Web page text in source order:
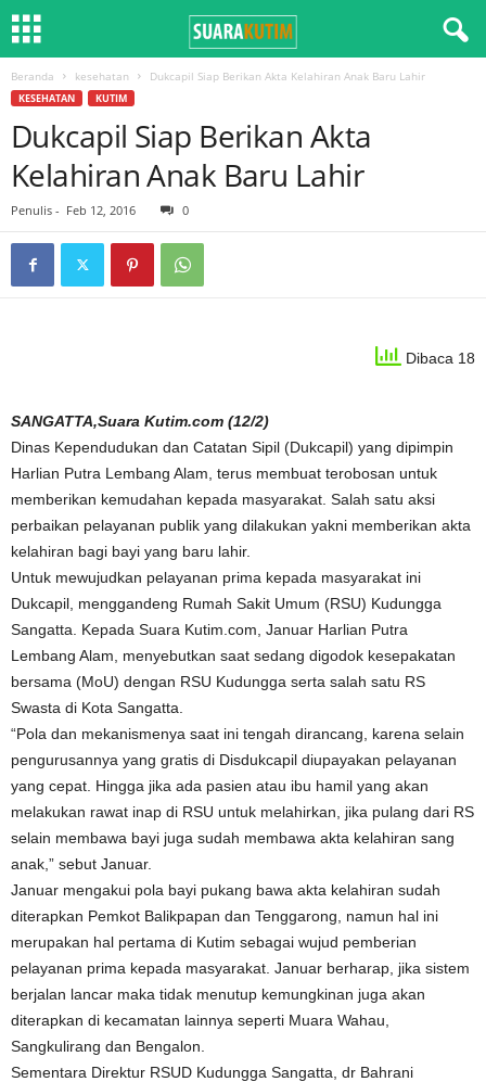
Beranda kesehatan Dukcapil Siap Berikan Akta Kelahiran Anak Baru Lahir
KESEHATAN KUTIM
Dukcapil Siap Berikan Akta
Kelahiran Anak Baru Lahir
Penulis - Feb 12, 2016 0
Dibaca 18
SANGATTA,Suara Kutim.com (12/2)
Dinas Kependudukan dan Catatan Sipil (Dukcapil) yang dipimpin
Harlian Putra Lembang Alam, terus membuat terobosan untuk
memberikan kemudahan kepada masyarakat. Salah satu aksi
perbaikan pelayanan publik yang dilakukan yakni memberikan akta
kelahiran bagi bayi yang baru lahir.
Untuk mewujudkan pelayanan prima kepada masyarakat ini
Dukcapil, menggandeng Rumah Sakit Umum (RSU) Kudungga
Sangatta. Kepada Suara Kutim.com, Januar Harlian Putra
Lembang Alam, menyebutkan saat sedang digodok kesepakatan
bersama (MoU) dengan RSU Kudungga serta salah satu RS
Swasta di Kota Sangatta.
“Pola dan mekanismenya saat ini tengah dirancang, karena selain
pengurusannya yang gratis di Disdukcapil diupayakan pelayanan
yang cepat. Hingga jika ada pasien atau ibu hamil yang akan
melakukan rawat inap di RSU untuk melahirkan, jika pulang dari RS
selain membawa bayi juga sudah membawa akta kelahiran sang
anak,” sebut Januar.
Januar mengakui pola bayi pukang bawa akta kelahiran sudah
diterapkan Pemkot Balikpapan dan Tenggarong, namun hal ini
merupakan hal pertama di Kutim sebagai wujud pemberian
pelayanan prima kepada masyarakat. Januar berharap, jika sistem
berjalan lancar maka tidak menutup kemungkinan juga akan
diterapkan di kecamatan lainnya seperti Muara Wahau,
Sangkulirang dan Bengalon.
Sementara Direktur RSUD Kudungga Sangatta, dr Bahrani